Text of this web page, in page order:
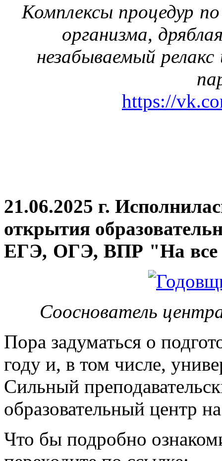
Комплексы процедур
организма,
незабываемый
https://
21.06.2025 г.
открытия
ЕГЭ, ОГЭ, ВПР "На все
Сооснователь
Пора задуматься о
году и, в том числе,
Сильный
образовательный центр
Что бы подробно